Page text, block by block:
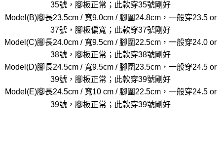
35號，腳板正常；此款穿35號剛好
Model(B)腳長23.5cm / 寬9.0cm / 腳圍24.8cm，一般穿23.5 or
37號，腳板偏寬；此款穿37號剛好
Model(C)腳長24.0cm / 寬9.5cm / 腳圍22.5cm，一般穿24.0 or
38號，腳板正常；此款穿38號剛好
Model(D)腳長24.5cm / 寬9.5cm / 腳圍23.5cm，一般穿24.5 or
39號，腳板正常；此款穿39號剛好
Model(E)腳長24.5cm / 寬10 cm / 腳圍22.5cm，一般穿24.5 or
39號，腳板正常；此款穿39號剛好